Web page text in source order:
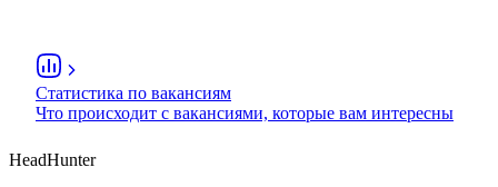
Статистика по вакансиям
Что происходит с вакансиями, которые вам интересны
HeadHunter